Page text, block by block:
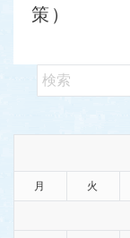
策）
月 火